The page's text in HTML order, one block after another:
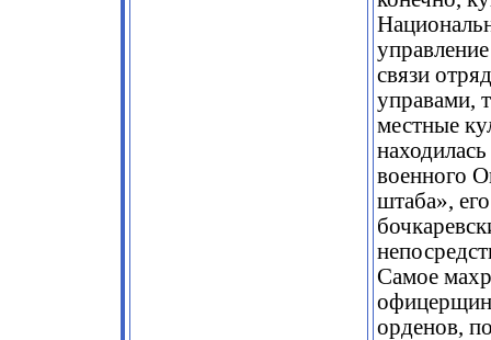
связи
управами,
местные
военного
штаба»,
Самое
орденов,